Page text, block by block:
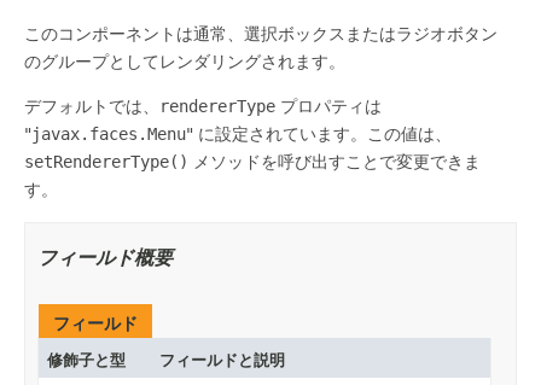
このコンポーネントは通常、選択ボックスまたはラジオボタン
のグループとしてレンダリングされます。
デフォルトでは、 rendererType プロパティは
"javax.faces.Menu" に設定されています。この値は、
setRendererType()
メソッドを呼び出すことで変更できま
す。
フィールド概要
フィールド
修飾子と型 フィールドと説明